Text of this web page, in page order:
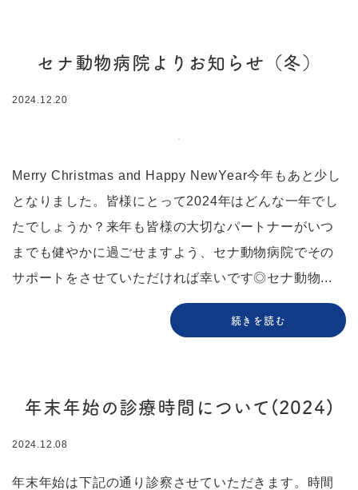
セナ動物病院よりお知らせ（冬）
2024.12.20
Merry Christmas and Happy NewYear今年もあと少し
となりました。皆様にとって2024年はどんな一年でし
たでしょうか？来年も皆様の大切なパートナーがいつ
までも健やかに過ごせますよう、セナ動物病院でその
サポートをさせていただければ幸いです◎セナ動物...
続きを読む
年末年始の診療時間について(2024)
2024.12.08
年末年始は下記の通り診察させていただきます。時間